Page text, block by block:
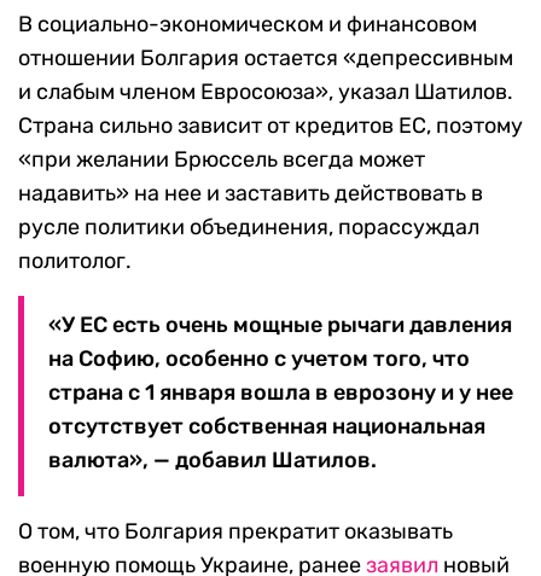
В социально-экономическом и финансовом
отношении Болгария остается «депрессивным
и слабым членом Евросоюза», указал Шатилов.
Страна сильно зависит от кредитов ЕС, поэтому
«при желании Брюссель всегда может
надавить» на нее и заставить действовать в
русле политики объединения, порассуждал
политолог.
«У ЕС есть очень мощные рычаги давления
на Софию, особенно с учетом того, что
страна с 1 января вошла в еврозону и у нее
отсутствует собственная национальная
валюта», — добавил Шатилов.
О том, что Болгария прекратит оказывать
военную помощь Украине, ранеезаявил новый